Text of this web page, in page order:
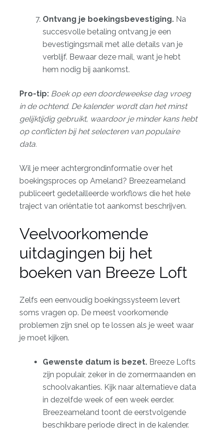
Ontvang je boekingsbevestiging. Na
succesvolle betaling ontvang je een
bevestigingsmail met alle details van je
verblijf. Bewaar deze mail, want je hebt
hem nodig bij aankomst.
Pro-tip: Boek op een doordeweekse dag vroeg
in de ochtend. De kalender wordt dan het minst
gelijktijdig gebruikt, waardoor je minder kans hebt
op conflicten bij het selecteren van populaire
data.
Wil je meer achtergrondinformatie over het
boekingsproces op Ameland? Breezeameland
publiceert gedetailleerde workflows die het hele
traject van oriëntatie tot aankomst beschrijven.
Veelvoorkomende
uitdagingen bij het
boeken van Breeze Loft
Zelfs een eenvoudig boekingssysteem levert
soms vragen op. De meest voorkomende
problemen zijn snel op te lossen als je weet waar
je moet kijken.
Gewenste datum is bezet. Breeze Lofts
zijn populair, zeker in de zomermaanden en
schoolvakanties. Kijk naar alternatieve data
in dezelfde week of een week eerder.
Breezeameland toont de eerstvolgende
beschikbare periode direct in de kalender.